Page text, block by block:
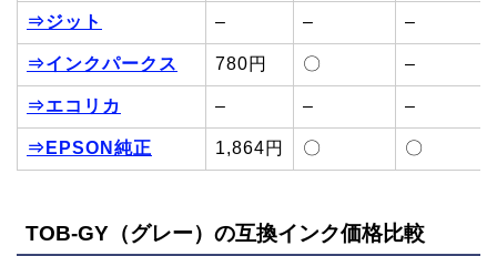
⇒ジット – – –
⇒インクパークス 780円 〇 –
⇒エコリカ – – –
⇒EPSON純正 1,864円 〇 〇
TOB-GY（グレー）の互換インク価格比較